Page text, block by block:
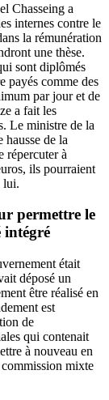
Chasseing a
internes contre le
la rémunération
une thèse.
sont diplômés
payés comme des
par jour et de
a fait les
Le ministre de la
hausse de la
répercuter à
ils pourraient
lui.
permettre le
intégré
était
déposé un
être réalisé en
est
de
qui contenait
à nouveau en
mixte